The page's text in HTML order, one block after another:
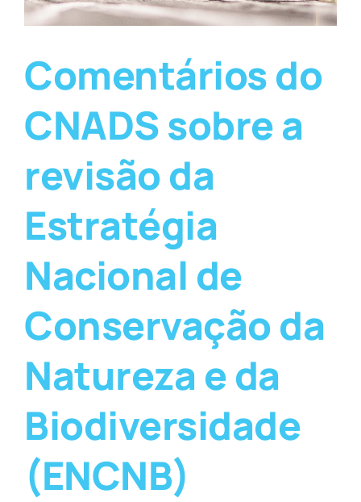
Comentários do
CNADS sobre a
revisão da
Estratégia
Nacional de
Conservação da
Natureza e da
Biodiversidade
(ENCNB)